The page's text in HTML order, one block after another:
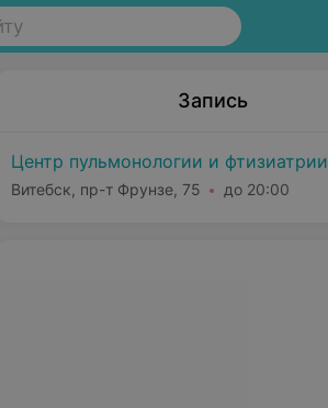
Запись
Центр пульмонологии и фтизиатрии
Витебск, пр-т Фрунзе, 75 до 20:00